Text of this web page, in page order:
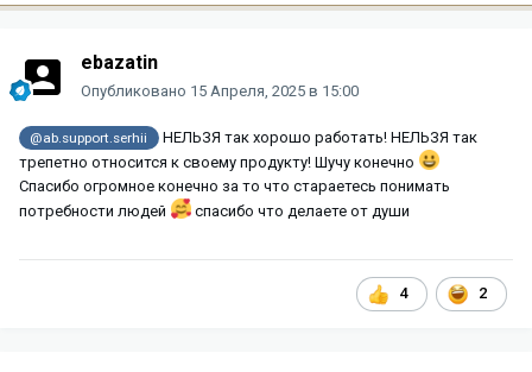
ebazatin
Опубликовано 15 Апреля, 2025 в 15:00
@ab.support.serhii
НЕЛЬЗЯ так хорошо работать! НЕЛЬЗЯ так
трепетно относится к своему продукту! Шучу конечно
Спасибо огромное конечно за то что стараетесь понимать
потребности людей
спасибо что делаете от души
4 2